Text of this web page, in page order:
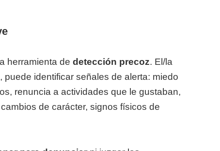
herramienta dedetección precoz. El/la
identificar señales de alerta: miedo
renuncia a actividades que le gustaban,
de carácter, signos físicos de